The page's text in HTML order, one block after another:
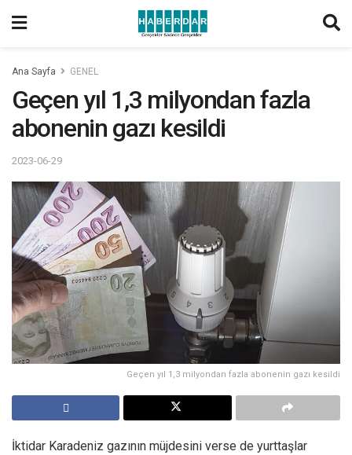
Ana Sayfa GENEL
Geçen yıl 1,3 milyondan fazla
abonenin gazı kesildi
2023-06-29
Geçen yıl 1,3 milyondan fazla abonenin gazı kesildi
İktidar Karadeniz gazının müjdesini verse de yurttaşlar